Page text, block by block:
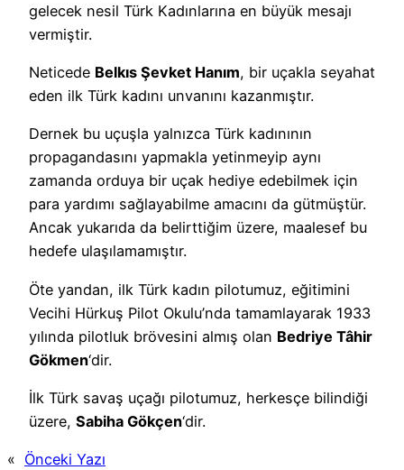
gelecek nesil Türk Kadınlarına en büyük mesajı
vermiştir.
Neticede Belkıs Şevket Hanım, bir uçakla seyahat
eden ilk Türk kadını unvanını kazanmıştır.
Dernek bu uçuşla yalnızca Türk kadınının
propagandasını yapmakla yetinmeyip aynı
zamanda orduya bir uçak hediye edebilmek için
para yardımı sağlayabilme amacını da gütmüştür.
Ancak yukarıda da belirttiğim üzere, maalesef bu
hedefe ulaşılamamıştır.
Öte yandan, ilk Türk kadın pilotumuz, eğitimini
Vecihi Hürkuş Pilot Okulu’nda tamamlayarak 1933
yılında pilotluk brövesini almış olan Bedriye Tâhir
Gökmen‘dir.
İlk Türk savaş uçağı pilotumuz, herkesçe bilindiği
üzere, Sabiha Gökçen‘dir.
« Önceki Yazı